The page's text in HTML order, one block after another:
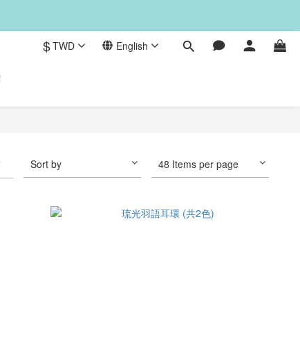
$TWD English
Sort by 48 Items per page